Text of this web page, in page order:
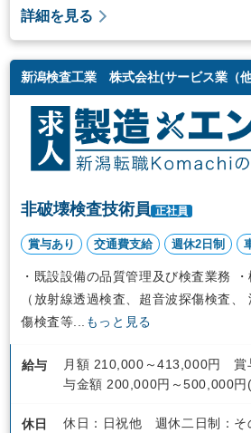
詳細を見る
新潟検査工業 株式会社(サービス業（
非破壊検査技術員 正社員
賞与あり 交通費支給 週休2日制
・既設設備の品質管理及び検査業務
（放射線透過検査、超音波探傷検査
傷検査等... もっと見る
給与
月額 210,000～413,000円
与金額 200,000円～500,000円
休日
休日：日祝他 週休二日制：そ